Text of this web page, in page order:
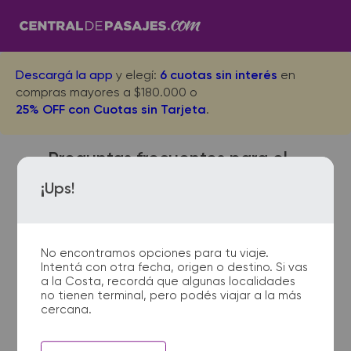
Descargá la app y elegí: 6 cuotas sin interés en
compras mayores a $180.000 o
25% OFF con Cuotas sin Tarjeta.
¡Ups!
No encontramos opciones para tu viaje.
Intentá con otra fecha, origen o destino. Si vas
a la Costa, recordá que algunas localidades
no tienen terminal, pero podés viajar a la más
cercana.
Preguntas frecuentes para el
viaje desde Moreno Centro a
San Antonio de Areco
¿Dónde quedan las
terminales de micro de
Moreno Centro a San Antonio